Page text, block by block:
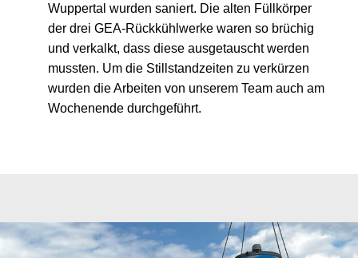
Wuppertal wurden saniert. Die alten Füllkörper
der drei GEA-Rückkühlwerke waren so brüchig
und verkalkt, dass diese ausgetauscht werden
mussten. Um die Stillstandzeiten zu verkürzen
wurden die Arbeiten von unserem Team auch am
Wochenende durchgeführt.